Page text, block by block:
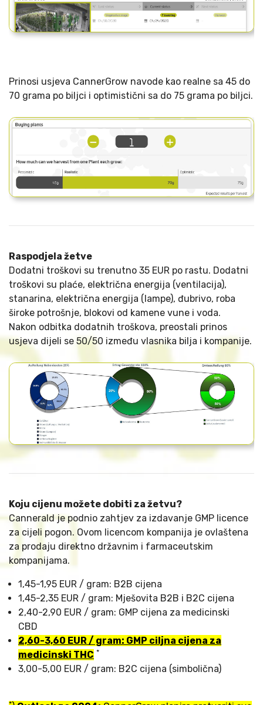
Prinosi usjeva CannerGrow navode kao realne sa 45 do
70 grama po biljci i optimistični sa do 75 grama po biljci.
Raspodjela žetve
Dodatni troškovi su trenutno 35 EUR po rastu. Dodatni
troškovi su plaće, električna energija (ventilacija),
stanarina, električna energija (lampe), đubrivo, roba
široke potrošnje, blokovi od kamene vune i voda.
Nakon odbitka dodatnih troškova, preostali prinos
usjeva dijeli se 50/50 između vlasnika bilja i kompanije.
Koju cijenu možete dobiti za žetvu?
Cannerald je podnio zahtjev za izdavanje GMP licence
za cijeli pogon. Ovom licencom kompanija je ovlaštena
za prodaju direktno državnim i farmaceutskim
kompanijama.
1,45-1,95 EUR / gram: B2B cijena
1,45-2,35 EUR / gram: Mješovita B2B i B2C cijena
2,40-2,90 EUR / gram: GMP cijena za medicinski
CBD
2,60-3,60 EUR / gram: GMP ciljna cijena za
medicinski THC *
3,00-5,00 EUR / gram: B2C cijena (simbolična)